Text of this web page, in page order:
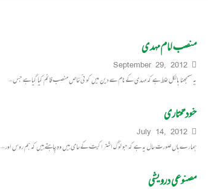
منصب امام مہدی
September 29, 2012
یہ سمجھنا بالکل غلط ہے کہ مہدی کے نام سے دین میں کوئی خاص منصب قائم کیا گیا ہے جس…
خودمختاری
July 14, 2012
ہمارے ہاں صورت حال یہ ہے کہ جو لوگ اشتراکیت کے حامی ہیں وہ چاہتے ہیں کہ ہم روس اور…
مصنوعی درویشی